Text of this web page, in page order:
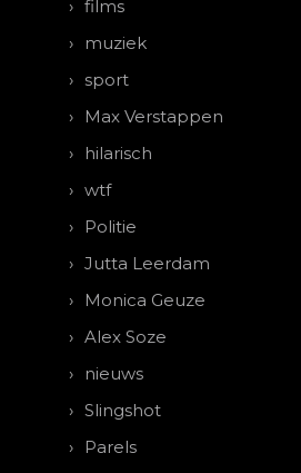
films
muziek
sport
Max Verstappen
hilarisch
wtf
Politie
Jutta Leerdam
Monica Geuze
Alex Soze
nieuws
Slingshot
Parels